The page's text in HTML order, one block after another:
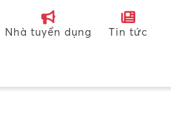
Nhà tuyển dụng Tin tức